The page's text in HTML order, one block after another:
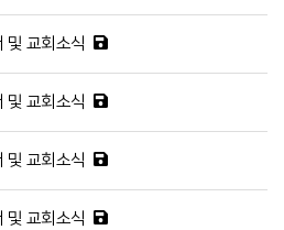
교회소식
교회소식
교회소식
교회소식